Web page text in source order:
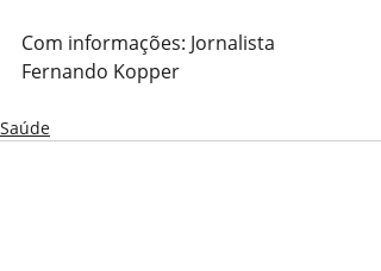
Com informações: Jornalista
Fernando Kopper
Saúde